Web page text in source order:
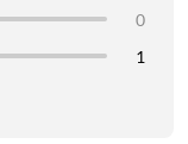
0
1